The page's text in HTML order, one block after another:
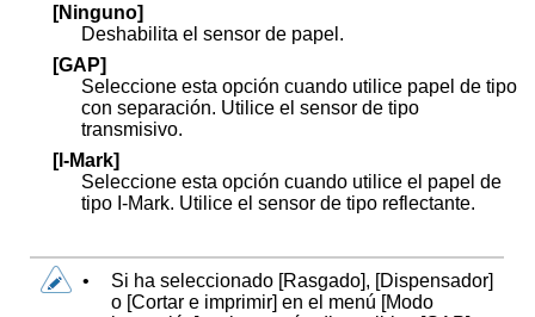
[Ninguno]
Deshabilita el sensor de papel.
[GAP]
Seleccione esta opción cuando utilice papel de tipo
con separación. Utilice el sensor de tipo
transmisivo.
[l-Mark]
Seleccione esta opción cuando utilice el papel de
tipo I-Mark. Utilice el sensor de tipo reflectante.
• Si ha seleccionado [Rasgado], [Dispensador]
o [Cortar e imprimir] en el menú [Modo